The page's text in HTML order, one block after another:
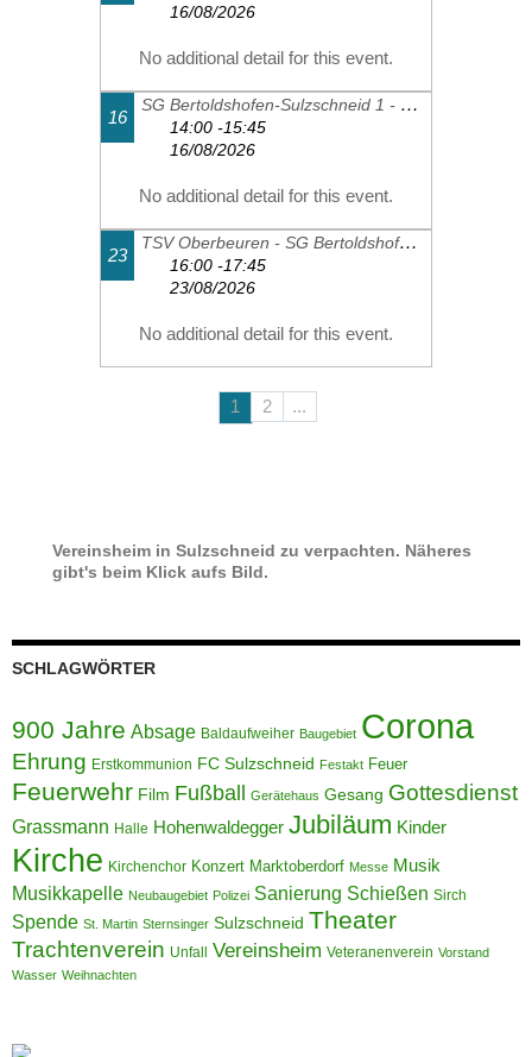
16/08/2026
No additional detail for this event.
16
SG Bertoldshofen-Sulzschneid 1 - FC Thalhofen 2
14:00 -15:45
16/08/2026
No additional detail for this event.
23
TSV Oberbeuren - SG Bertoldshofen-Sulzschneid 1
16:00 -17:45
23/08/2026
No additional detail for this event.
1 2 ...
Vereinsheim in Sulzschneid zu verpachten. Näheres
gibt's beim Klick aufs Bild.
SCHLAGWÖRTER
900 Jahre Absage Baldaufweiher Baugebiet Corona
Ehrung Erstkommunion FC Sulzschneid Festakt Feuer
Feuerwehr Film Fußball Gerätehaus Gesang Gottesdienst
Grassmann Halle Hohenwaldegger Jubiläum Kinder
Kirche Kirchenchor Konzert Marktoberdorf Messe Musik
Musikkapelle Neubaugebiet Polizei Sanierung Schießen Sirch
Spende St. Martin Sternsinger Sulzschneid Theater
Trachtenverein Unfall Vereinsheim Veteranenverein Vorstand
Wasser Weihnachten